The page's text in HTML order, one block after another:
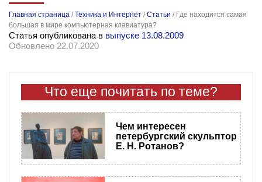
Главная страница /Техника и Интернет /Статьи / Где находится самая
большая в мире компьютерная клавиатура?
Статья опубликована в выпуске 13.08.2009
Обновлено 22.07.2020
Что еще почитать по теме?
Чем интересен
петербургский скульптор
Е. Н. Ротанов?